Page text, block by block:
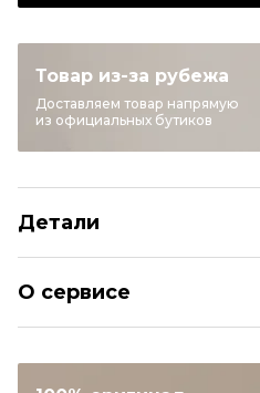
Товар из-за рубежа
Доставляем товар напрямую
из официальных бутиков
Детали
Категория
О сервисе